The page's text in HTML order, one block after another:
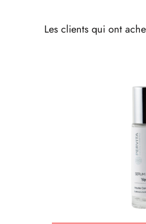
Les clients qui ont